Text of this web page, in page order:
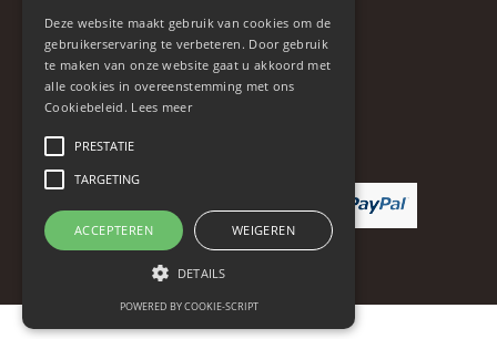
Contact
Disclaimer
Algemene voorwaarden
Deze website maakt gebruik van cookies om de
gebruikerservaring te verbeteren. Door gebruik
te maken van onze website gaat u akkoord met
alle cookies in overeenstemming met ons
Cookiebeleid. Lees meer
PRESTATIE
TARGETING
ACCEPTEREN WEIGEREN
DETAILS
POWERED BY COOKIE-SCRIPT